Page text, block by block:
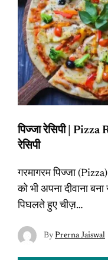
पिज्जा रेसिपी |
रेसिपी
गरमागरम पिज्जा
को भी अपना दीवाना
पिघलते हुए चीज़…
By Prerna Jaiswal